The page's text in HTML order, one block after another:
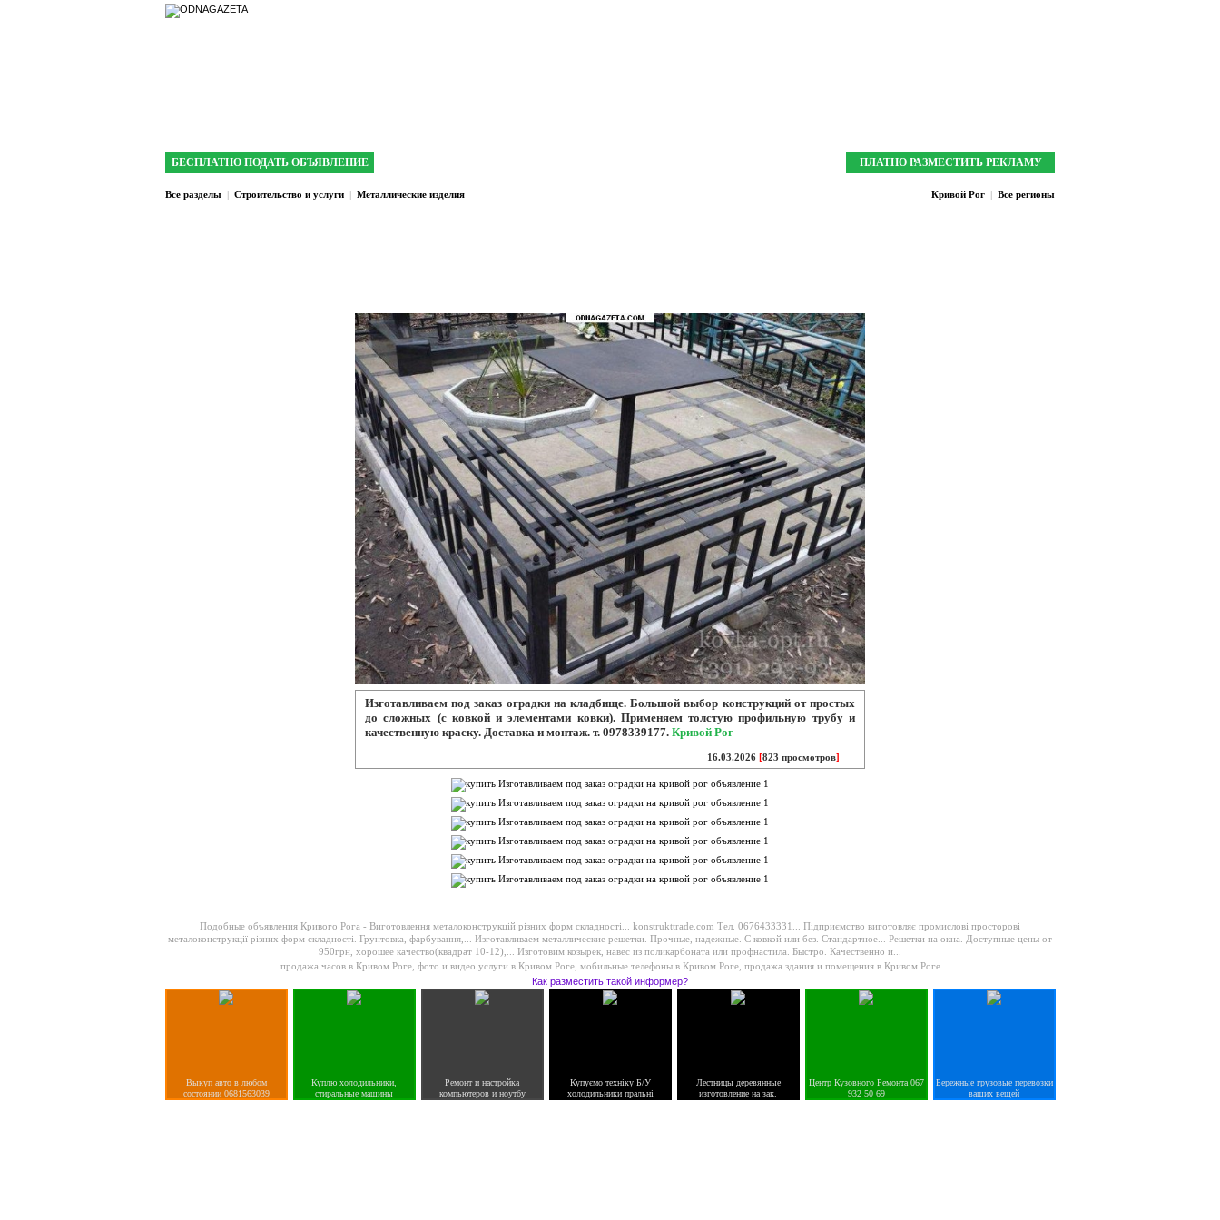
БЕСПЛАТНО ПОДАТЬ ОБЪЯВЛЕНИЕ ПЛАТНО РАЗМЕСТИТЬ РЕКЛАМУ
Все разделы | Строительство и услуги | Металлические изделия Кривой Рог | Все регионы
Изготавливаем под заказ оградки накладбище. Большой выбор конструкций от простых
до сложных (с ковкой и элементами ковки). Применяем толстую профильную трубу и
качественную краску. Доставка и монтаж. т. 0978339177. Кривой Рог
16.03.2026 [823 просмотров]
Подобные объявления Кривого Рога - Виготовлення металоконструкцій різних форм складності... konstrukttrade.com Тел. 0676433331... Підприємство виготовляє промислові просторові
металоконструкції різних форм складності. Грунтовка, фарбування,... Изготавливаем металлические решетки. Прочные, надежные. С ковкой или без. Стандартное... Решетки на окна. Доступные цены от
950грн, хорошее качество(квадрат 10-12),... Изготовим козырек, навес из поликарбоната или профнастила. Быстро. Качественно и...
продажа часов в Кривом Роге, фото и видео услуги в Кривом Роге, мобильные телефоны в Кривом Роге, продажа здания и помещения в Кривом Роге
Как разместить такой информер?
Выкуп авто в любом
состоянии 0681563039
Куплю холодильники,
стиральные машины
Ремонт и настройка
компьютеров и ноутбу
Купуємо техніку Б/У
холодильники пральні
Лестницы деревянные
изготовление на зак.
Центр Кузовного Ремонта 067
932 50 69
Бережные грузовые перевозки
ваших вещей